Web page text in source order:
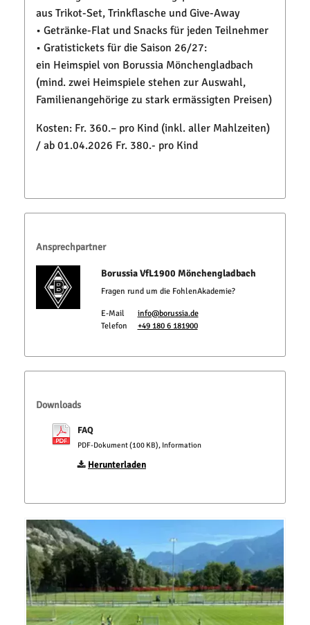
aus Trikot-Set, Trinkflasche und Give-Away
• Getränke-Flat und Snacks für jeden Teilnehmer
• Gratistickets für die Saison 26/27:
ein Heimspiel von Borussia Mönchengladbach
(mind. zwei Heimspiele stehen zur Auswahl,
Familienangehörige zu stark ermässigten Preisen)
Kosten: Fr. 360.– pro Kind (inkl. aller Mahlzeiten)
/ ab 01.04.2026 Fr. 380.- pro Kind
Ansprechpartner
Borussia VfL1900 Mönchengladbach
Fragen rund um die FohlenAkademie?
E-Mail
info@borussia.de
Telefon
+49 180 6 181900
Downloads
FAQ
PDF-Dokument (100 KB), Information
Herunterladen